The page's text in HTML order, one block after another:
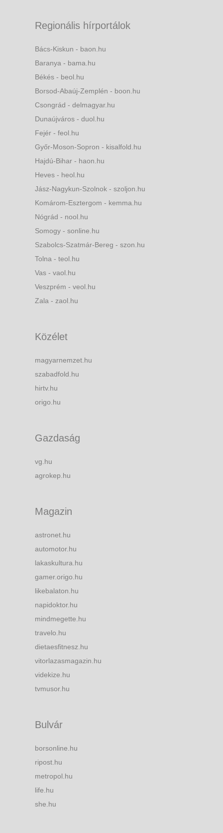
Regionális hírportálok
Bács-Kiskun - baon.hu
Baranya - bama.hu
Békés - beol.hu
Borsod-Abaúj-Zemplén - boon.hu
Csongrád - delmagyar.hu
Dunaújváros - duol.hu
Fejér - feol.hu
Győr-Moson-Sopron - kisalfold.hu
Hajdú-Bihar - haon.hu
Heves - heol.hu
Jász-Nagykun-Szolnok - szoljon.hu
Komárom-Esztergom - kemma.hu
Nógrád - nool.hu
Somogy - sonline.hu
Szabolcs-Szatmár-Bereg - szon.hu
Tolna - teol.hu
Vas - vaol.hu
Veszprém - veol.hu
Zala - zaol.hu
Közélet
magyarnemzet.hu
szabadfold.hu
hirtv.hu
origo.hu
Gazdaság
vg.hu
agrokep.hu
Magazin
astronet.hu
automotor.hu
lakaskultura.hu
gamer.origo.hu
likebalaton.hu
napidoktor.hu
mindmegette.hu
travelo.hu
dietaesfitnesz.hu
vitorlazasmagazin.hu
videkize.hu
tvmusor.hu
Bulvár
borsonline.hu
ripost.hu
metropol.hu
life.hu
she.hu